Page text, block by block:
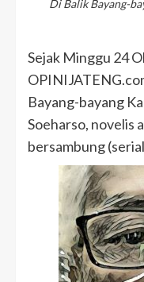
Di Balik Bayang-
Sejak Minggu 24
Bayang-bayang
Soeharso, novelis
bersambung